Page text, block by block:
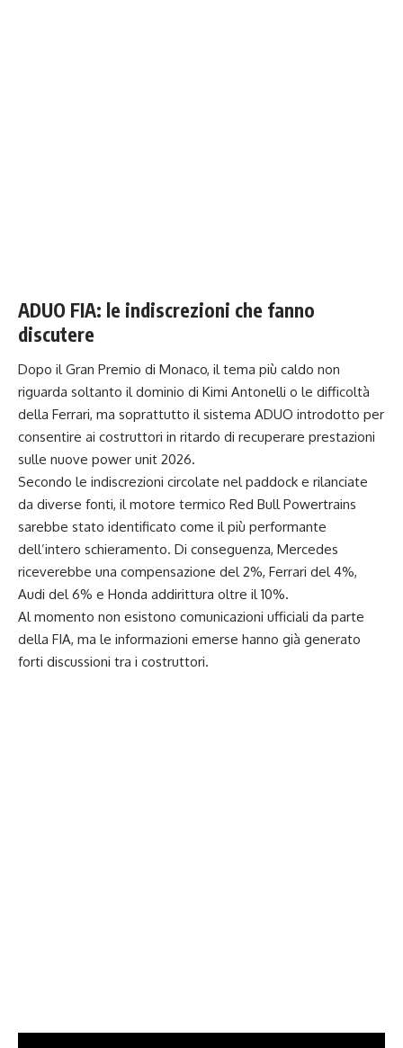
ADUO FIA: le indiscrezioni che fanno
discutere
Dopo il Gran Premio di Monaco, il tema più caldo non
riguarda soltanto il dominio di Kimi Antonelli o le difficoltà
della Ferrari, ma soprattutto il sistema ADUO introdotto per
consentire ai costruttori in ritardo di recuperare prestazioni
sulle nuove power unit 2026.
Secondo le indiscrezioni circolate nel paddock e rilanciate
da diverse fonti, il motore termico Red Bull Powertrains
sarebbe stato identificato come il più performante
dell’intero schieramento. Di conseguenza, Mercedes
riceverebbe una compensazione del 2%, Ferrari del 4%,
Audi del 6% e Honda addirittura oltre il 10%.
Al momento non esistono comunicazioni ufficiali da parte
della FIA, ma le informazioni emerse hanno già generato
forti discussioni tra i costruttori.